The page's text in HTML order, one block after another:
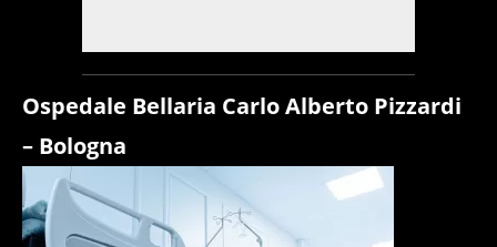
Ospedale Bellaria Carlo Alberto Pizzardi
– Bologna